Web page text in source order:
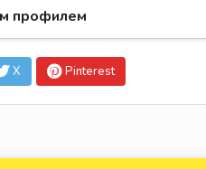
профилем
X Pinterest